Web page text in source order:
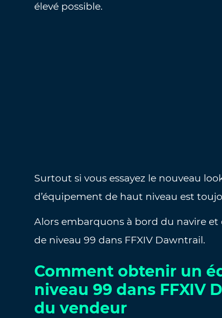
élevé possible.
Surtout si vous essayez le nouveau
d’équipement de haut niveau est
Alors embarquons à bord du navire
de niveau 99 dans FFXIV Dawntrail.
Comment obtenir un
niveau 99 dans
du vendeur